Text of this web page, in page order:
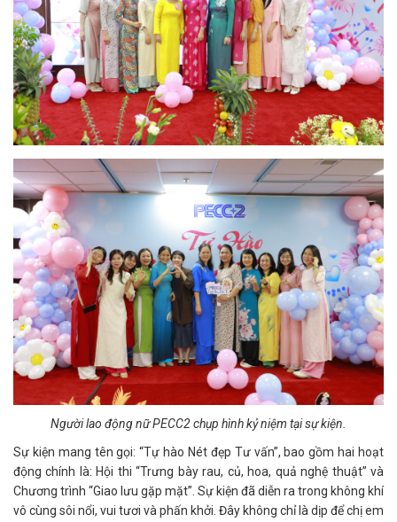
Người lao động nữ PECC2 chụp hình kỷ niệm tại sự kiện.
Sự kiện mang tên gọi: “Tự hào Nét đẹp Tư vấn”, bao gồm hai hoạt
động chính là: Hội thi “Trưng bày rau, củ, hoa, quả nghệ thuật” và
Chương trình “Giao lưu gặp mặt”. Sự kiện đã diễn ra trong không khí
vô cùng sôi nổi, vui tươi và phấn khởi. Đây không chỉ là dịp để chị em